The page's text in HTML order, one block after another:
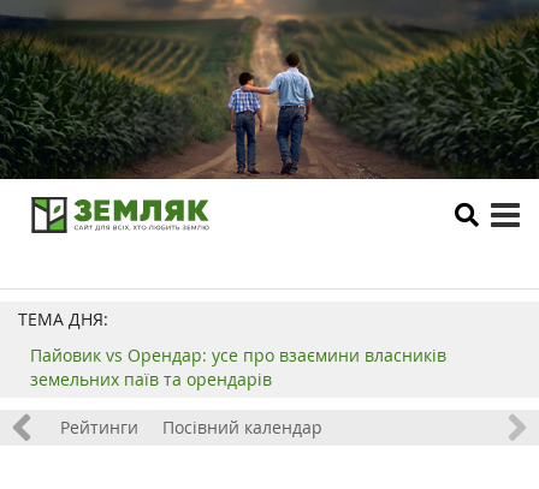
ТЕМА ДНЯ:
Пайовик vs Орендар: усе про взаємини власників
земельних паїв та орендарів
Рейтинги Посівний календар